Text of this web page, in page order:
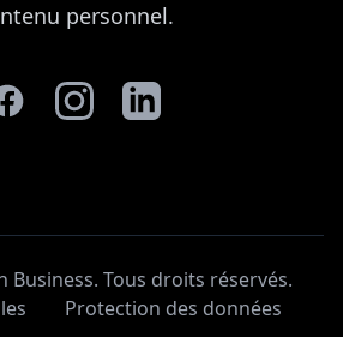
personnel.
Business. Tous droits réservés.
Protection des données